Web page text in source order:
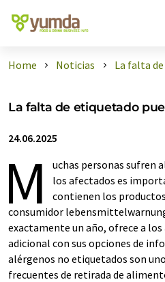
Home Noticias La falta
La falta de etiquetado
24.06.2025
M
uchas personas sufren
los afectados es
contienen los
consumidor
exactamente un año, ofrece a los
adicional con sus opciones de
alérgenos no etiquetados son
frecuentes de retirada de